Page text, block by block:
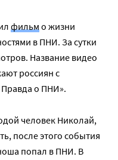
фильмо жизни
в ПНИ. За сутки
Название видео
россиян с
о ПНИ».
человек Николай,
после этого события
попал в ПНИ. В